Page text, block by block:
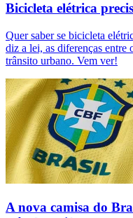
Bicicleta elétrica
Quer saber se bicicleta
diz a lei, as diferenças entre
trânsito urbano. Vem ver!
A nova camisa do